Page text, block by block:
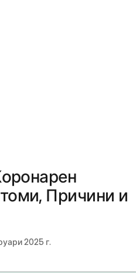
Причини и
2025 г.